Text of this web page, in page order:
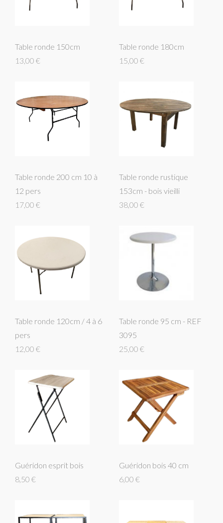
Table ronde 150cm
13,00 €
Table ronde 180cm
15,00 €
Table ronde 200 cm 10 à
12 pers
17,00 €
Table ronde rustique
153cm - bois vieilli
38,00 €
Table ronde 120cm / 4 à 6
pers
12,00 €
Table ronde 95 cm - REF
3095
25,00 €
Guéridon esprit bois
8,50 €
Guéridon bois 40 cm
6,00 €